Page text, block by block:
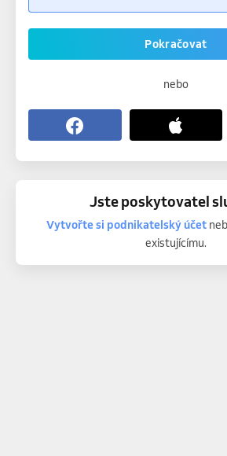
Pokračovat
nebo
Jste poskytovatel
Vytvořte si podnikatelský účet
existujícímu.